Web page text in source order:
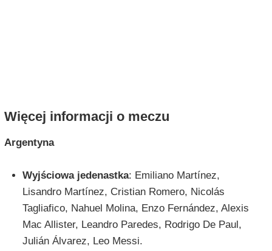
Więcej informacji o meczu
Argentyna
Wyjściowa jedenastka: Emiliano Martínez,
Lisandro Martínez, Cristian Romero, Nicolás
Tagliafico, Nahuel Molina, Enzo Fernández, Alexis
Mac Allister, Leandro Paredes, Rodrigo De Paul,
Julián Álvarez, Leo Messi.